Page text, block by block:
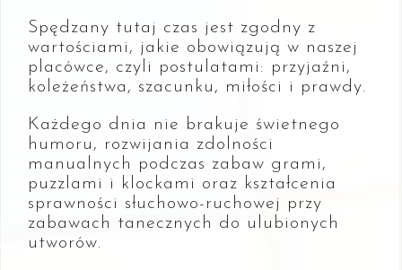
Spędzany tutaj czas jest zgodny z
wartościami, jakie obowiązują w naszej
placówce, czyli postulatami: przyjaźni,
koleżeństwa, szacunku, miłości i prawdy.
Każdego dnia nie brakuje świetnego
humoru, rozwijania zdolności
manualnych podczas zabaw grami,
puzzlami i klockami oraz kształcenia
sprawności słuchowo-ruchowej przy
zabawach tanecznych do ulubionych
utworów.